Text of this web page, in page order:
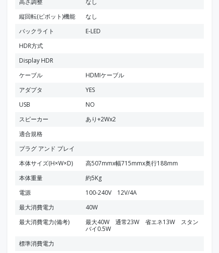
縦回転(ピボット)機能
なし
バックライト
E-LED
HDR方式
Display HDR
ケーブル
HDMIケーブル
アダプタ
YES
USB
NO
スピーカー
あり+2Wx2
適合規格
プラグ アンド プレイ
本体サイズ(H×W×D)
高507mmx幅715mmx奥行188mm
本体重量
約5Kg
電源
100-240V 12V/4A
最大消費電力
40W
最大消費電力(備考)
最大40W 通常23W 省エネ13W スタン
バイ0.5W
標準消費電力